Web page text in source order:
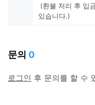
(환불 처리 후 입
있습니다.)
문의 0
로그인 후 문의를 할 수